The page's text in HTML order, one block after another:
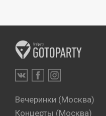
Вечеринки (Москва)
Концерты (Москва)